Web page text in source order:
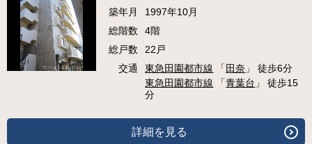
築年月
1997年10月
総階数
4階
総戸数
22戸
交通
東急田園都市線 「 田奈 」 徒歩6分
東急田園都市線 「青葉台 」 徒歩15
分
詳細を見る